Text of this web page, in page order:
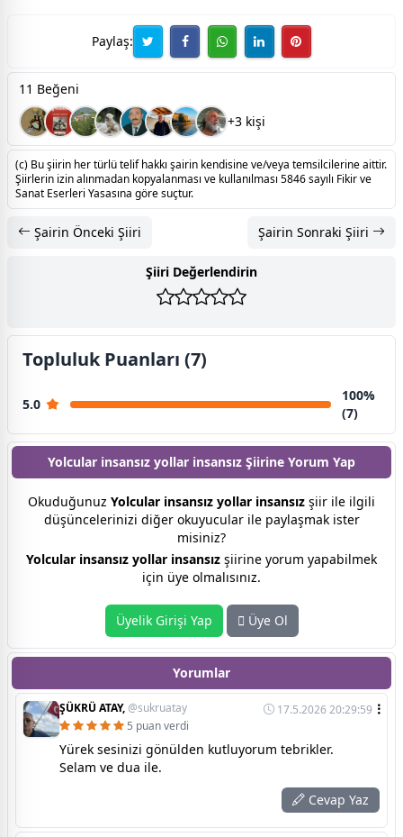
Paylaş:
11 Beğeni
+3 kişi
(c) Bu şiirin her türlü telif hakkı şairin kendisine ve/veya temsilcilerine aittir.
Şiirlerin izin alınmadan kopyalanması ve kullanılması 5846 sayılı Fikir ve
Sanat Eserleri Yasasına göre suçtur.
Şairin Önceki Şiiri Şairin Sonraki Şiiri
Şiiri Değerlendirin
Topluluk Puanları (7)
5.0
100%
(7)
Yolcular insansız yollar insansız Şiirine Yorum Yap
Okuduğunuz Yolcular insansız yollar insansız şiir ile ilgili
düşüncelerinizi diğer okuyucular ile paylaşmak ister
misiniz?
Yolcular insansız yollar insansız şiirine yorum yapabilmek
için üye olmalısınız.
Üyelik Girişi Yap Üye Ol
Yorumlar
ŞÜKRÜ ATAY,@sukruatay
17.5.2026 20:29:59
5 puan verdi
Yürek sesinizi gönülden kutluyorum tebrikler.
Selam ve dua ile.
Cevap Yaz